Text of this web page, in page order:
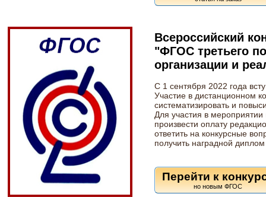
Всероссийский
"ФГОС третьего
организации и
С 1 сентября 2022 года
Участие в дистанционном
систематизировать и
Для участия в
произвести оплату
ответить на конкурсные
получить наградной
Перейти к